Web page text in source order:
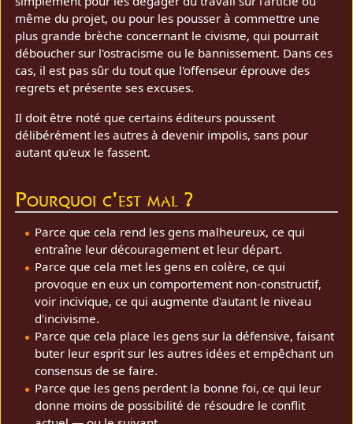
même du projet, ou pour les pousser à commettre une
plus grande brèche concernant le civisme, qui pourrait
déboucher sur l'ostracisme ou le bannissement. Dans ces
cas, il est pas sûr du tout que l'offenseur éprouve des
regrets et présente ses excuses.
Il doit être noté que certains éditeurs poussent
délibérément les autres à devenir impolis, sans pour
autant qu'eux le fassent.
Pourquoi c'est mal ?
Parce que cela rend les gens malheureux, ce qui
entraîne leur découragement et leur départ.
Parce que cela met les gens en colère, ce qui
provoque en eux un comportement non-constructif,
voir incivique, ce qui augmente d'autant le niveau
d'incivisme.
Parce que cela place les gens sur la défensive, faisant
buter leur esprit sur les autres idées et empêchant un
consensus de se faire.
Parce que les gens perdent la bonne foi, ce qui leur
donne moins de possibilité de résoudre le conflit